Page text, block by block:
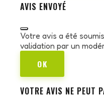
AVIS ENVOYÉ
Votre avis a été
validation par un
OK
VOTRE AVIS NE PEUT